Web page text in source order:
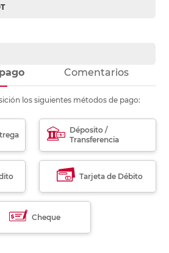
Comentarios
los siguientes métodos de pago:
Déposito /
Transferencia
Tarjeta de Débito
Cheque